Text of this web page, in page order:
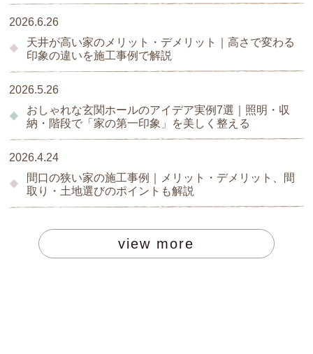
2026.6.26
天井が高い家のメリット・デメリット｜高さで変わる
印象の違いを施工事例で解説
2026.5.26
おしゃれな玄関ホールのアイデア実例7選｜照明・収
納・階段で「家の第一印象」を美しく整える
2026.4.24
間口の狭い家の施工事例｜メリット・デメリット、間
取り・土地選びのポイントも解説
view more